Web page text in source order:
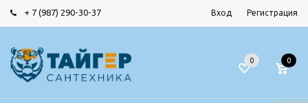
+ 7 (987) 290-30-37 Вход Регистрация
0
0